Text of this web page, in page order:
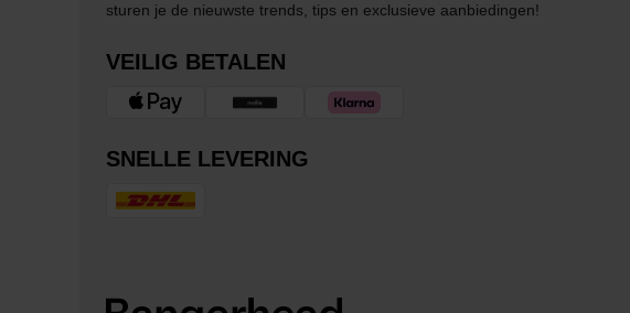
sturen je de nieuwste trends, tips en exclusieve aanbiedingen!
VEILIG BETALEN
SNELLE LEVERING